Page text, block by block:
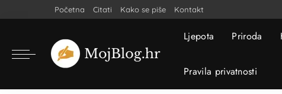
Početna Citati Kako se piše Kontakt
Ljepota Priroda
Pravila privatnosti